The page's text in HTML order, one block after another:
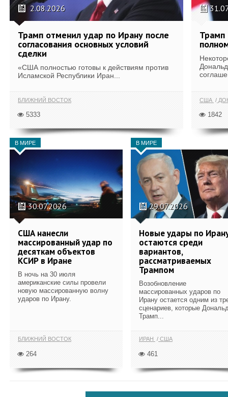
2.08.2026
Трамп отменил удар по Ирану после
согласования основных условий
сделки
«США полностью готовы к действиям против
Исламской Республики Иран...
БЛИЖНИЙ ВОСТОК
5333
Трамп
США
1842
В МИРЕ
30.07.2026
США нанесли
массированный удар по
десяткам объектов
КСИР в Иране
В ночь на 30 июля
американские силы провели
новую массированную волну
ударов по Ирану.
БЛИЖНИЙ ВОСТОК
264
В МИРЕ
29.07.2026
Новые удары по
остаются среди
вариантов,
рассматриваемых
Трампом
Возобновление
массированных ударов по
Ирану остается одним из
сценариев, которые
Трамп...
ИРАН США
461